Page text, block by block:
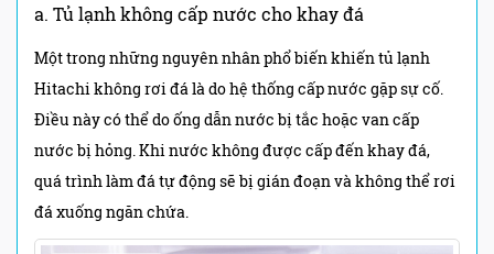
a. Tủ lạnh không cấp nước cho khay đá
Một trong những nguyên nhân phổ biến khiến tủ lạnh
Hitachi không rơi đá là do hệ thống cấp nước gặp sự cố.
Điều này có thể do ống dẫn nước bị tắc hoặc van cấp
nước bị hỏng. Khi nước không được cấp đến khay đá,
quá trình làm đá tự động sẽ bị gián đoạn và không thể rơi
đá xuống ngăn chứa.